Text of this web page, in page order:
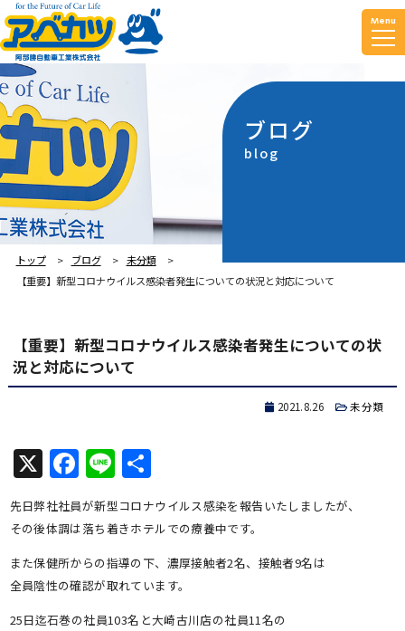
Menu
ブログ
blog
トップ ブログ
未分類
【重要】新型コロナウイルス感染者発生についての状況と対応について
【重要】新型コロナウイルス感染者発生についての状
況と対応について
2021.8.26 未分類
X Facebook
Line共
有
先日弊社社員が新型コロナウイルス感染を報告いたしましたが、
その後体調は落ち着きホテルでの療養中です。
また保健所からの指導の下、濃厚接触者2名、接触者9名は
全員陰性の確認が取れています。
25日迄石巻の社員103名と大崎古川店の社員11名の